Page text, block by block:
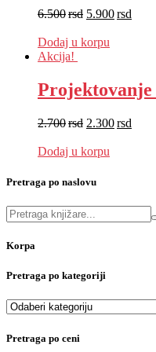
6.500rsd 5.900rsd
Dodaj u korpu
Akcija!
2.700rsd 2.300rsd
Dodaj u korpu
Pretraga po naslovu
Korpa
Pretraga po kategoriji
Pretraga po ceni